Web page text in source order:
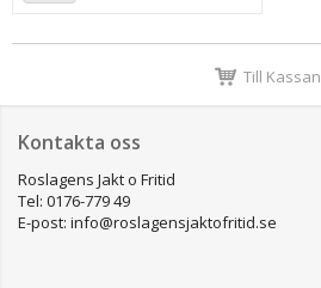
Till Kassan
Kontakta oss
Roslagens Jakt o Fritid
Tel: 0176-779 49
E-post: info@roslagensjaktofritid.se